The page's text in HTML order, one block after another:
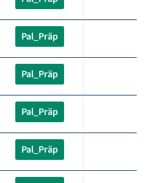
Pal_Präp
Pal_Präp
Pal_Präp
Pal_Präp